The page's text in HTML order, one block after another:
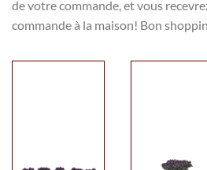
de votre commande, et vous
commande à la maison! Bon